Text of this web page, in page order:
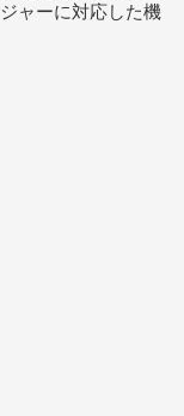
ャーに対応した機